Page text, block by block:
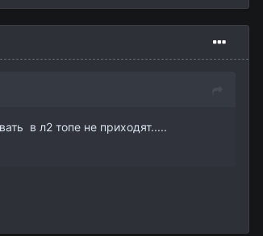
в л2 топе не приходят.....